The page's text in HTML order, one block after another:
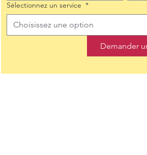
Sélectionnez un service *
Choisissez une option
Demander